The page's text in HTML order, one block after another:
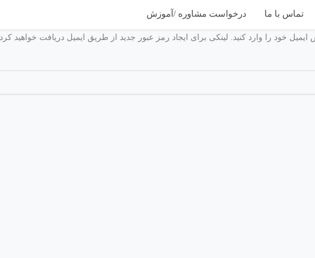
تماس با ما درخواست مشاوره /آموزش
خود را وارد کنید. لینکی برای ایجاد رمز عبور جدید از طریق ایمیل دریافت خواهید کرد.